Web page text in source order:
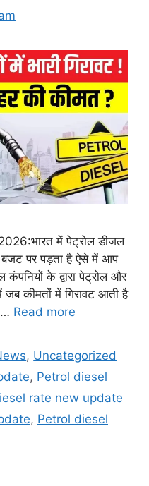
में पेट्रोल डीजल
बजट पर पड़ता है ऐसे में आप
कंपनियों के द्वारा पेट्रोल और
जब कीमतों में गिरावट आती है
… Read more
, Uncategorized
, Petrol diesel
rate new update
, Petrol diesel